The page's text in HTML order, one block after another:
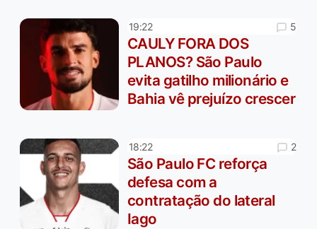
19:22 5
CAULY FORA DOS
PLANOS? São Paulo
evita gatilho milionário e
Bahia vê prejuízo crescer
18:22 2
São Paulo FC reforça
defesa com a
contratação do lateral
Iago